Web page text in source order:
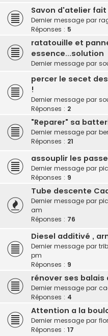
Savon d'atelier
Dernier message par
Réponses : 5
ratatouille et
essence...solution
Dernier message par
percer le secet
!
Dernier message par
Réponses : 2
"Reparer" sa
Dernier message par
Réponses : 21
assouplir les
Dernier message par
Réponses : 9
Tube descente
Dernier message par
am
Réponses : 76
Diesel additivé ,
Dernier message par
pm
Réponses : 9
rénover ses balais
Dernier message par
Réponses : 4
Attention a la
Dernier message par
Réponses : 17